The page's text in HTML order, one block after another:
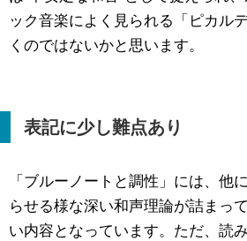
ック音楽によく見られる「ピカル
くのではないかと思います。
表記に少し難点あり
「ブルーノートと調性」には、他
らせる様な深い和声理論が詰まっ
い内容となっています。ただ、読